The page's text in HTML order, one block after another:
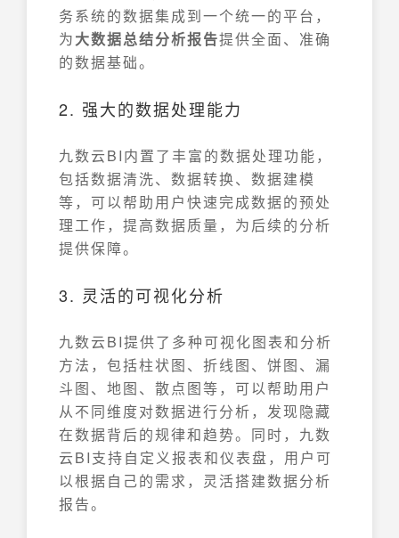
务系统的数据集成到一个统一的平台，
为大数据总结分析报告提供全面、准确
的数据基础。
2. 强大的数据处理能力
九数云BI内置了丰富的数据处理功能，
包括数据清洗、数据转换、数据建模
等，可以帮助用户快速完成数据的预处
理工作，提高数据质量，为后续的分析
提供保障。
3. 灵活的可视化分析
九数云BI提供了多种可视化图表和分析
方法，包括柱状图、折线图、饼图、漏
斗图、地图、散点图等，可以帮助用户
从不同维度对数据进行分析，发现隐藏
在数据背后的规律和趋势。同时，九数
云BI支持自定义报表和仪表盘，用户可
以根据自己的需求，灵活搭建数据分析
报告。